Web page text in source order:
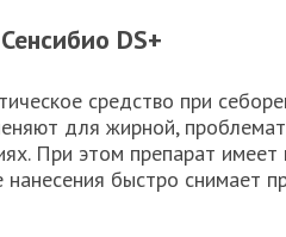
DS+
средство при
для жирной,
При этом препарат имеет
нанесения быстро снимает